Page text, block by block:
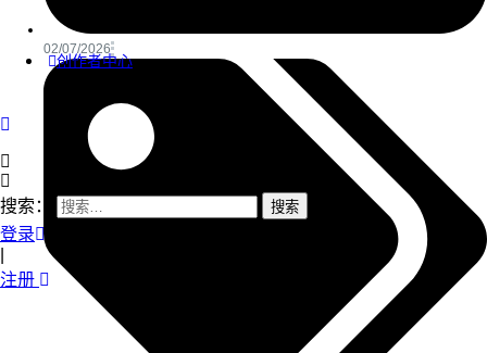
创作者中心
搜索：
登录
注册
02/07/2026